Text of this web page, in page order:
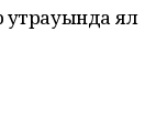
утрауында ял